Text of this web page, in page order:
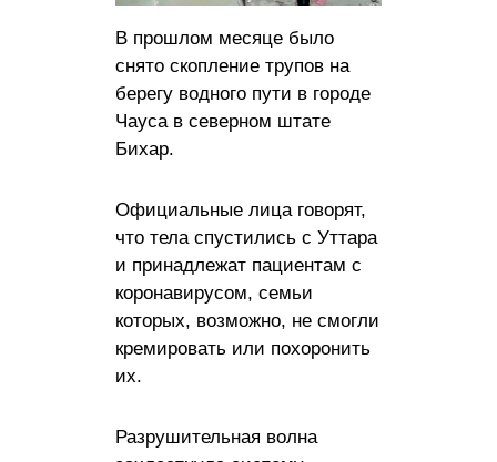
В прошлом месяце было
снято скопление трупов на
берегу водного пути в городе
Чауса в северном штате
Бихар.
Официальные лица говорят,
что тела спустились с Уттара
и принадлежат пациентам с
коронавирусом, семьи
которых, возможно, не смогли
кремировать или похоронить
их.
Разрушительная волна